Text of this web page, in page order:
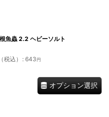
魚蟲 2.2 ヘビーソルト
税込）
: 643円
オプション選択